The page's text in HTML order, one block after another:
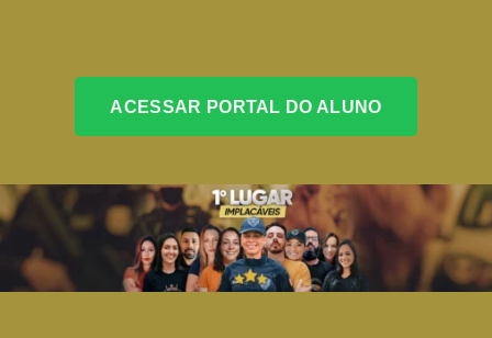
ACESSAR PORTAL DO ALUNO